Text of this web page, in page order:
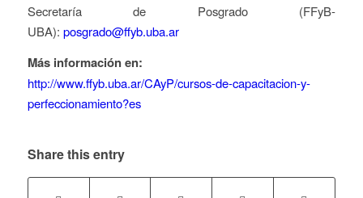
Secretaría de Posgrado (FFyB-
UBA): posgrado@ffyb.uba.ar
Más información en:
http://www.ffyb.uba.ar/CAyP/cursos-de-capacitacion-y-
perfeccionamiento?es
Share this entry